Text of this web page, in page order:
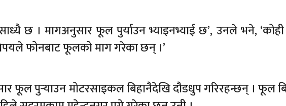
छ । मागअनुसार फूल पुर्याउन भ्याइनभ्याई छ’, उनले भने, ‘कोही
फोनबाट फूलको माग गरेका छन् ।’
फूल पुर्‍याउन मोटरसाइकल बिहानैदेखि दौडधुप गरिरहन्छन् । फूल